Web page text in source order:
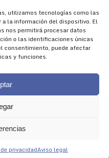
utilizamos tecnologías como las
la información del dispositivo. El
nos permitirá procesar datos
o las identificaciones únicas
consentimiento, puede afectar
y funciones.
privacidadAviso legal
|Política de Cookies